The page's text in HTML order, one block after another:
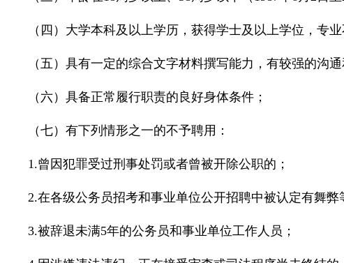
（四）大学本科及以上学历，获得学士及以上学位，专
（五）具有一定的综合文字材料撰写能力，有较强的沟
（六）具备正常履行职责的良好身体条件；
（七）有下列情形之一的不予聘用：
1.曾因犯罪受过刑事处罚或者曾被开除公职的；
2.在各级公务员招考和事业单位公开招聘中被认定有舞
3.被辞退未满5年的公务员和事业单位工作人员；